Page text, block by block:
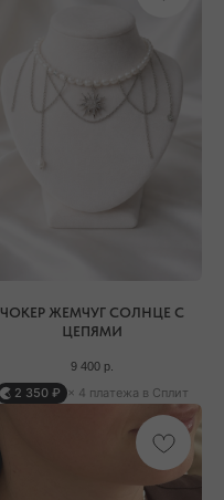
ЧОКЕР ЖЕМЧУГ СОЛНЦЕ С
ЦЕПЯМИ
9 400 р.
2 350 ₽ × 4 платежа в Сплит